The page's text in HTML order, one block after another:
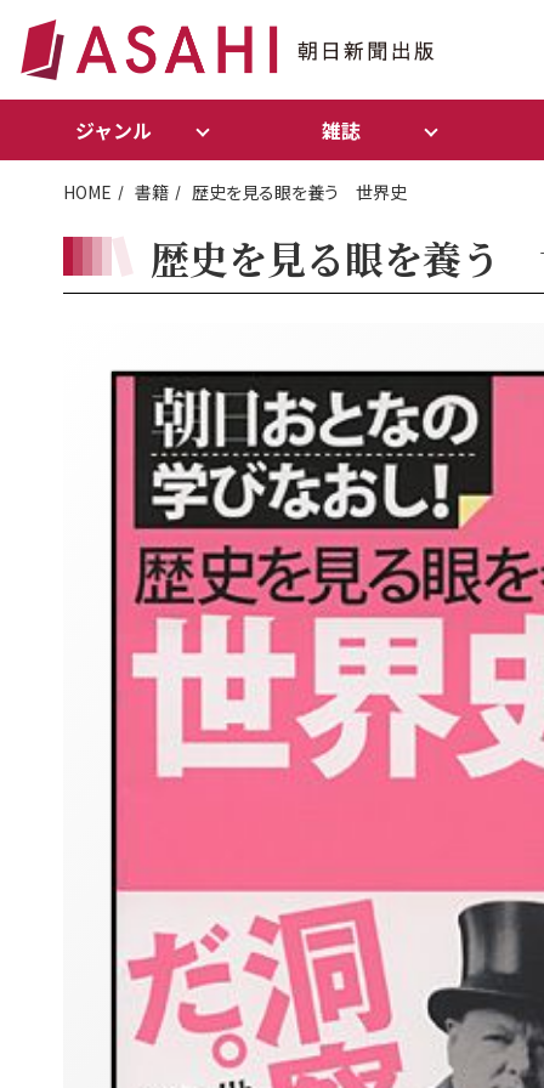
ジャンル 雑誌
HOME 書籍 歴史を見る眼を養う 世界史
歴史を見る眼を養う